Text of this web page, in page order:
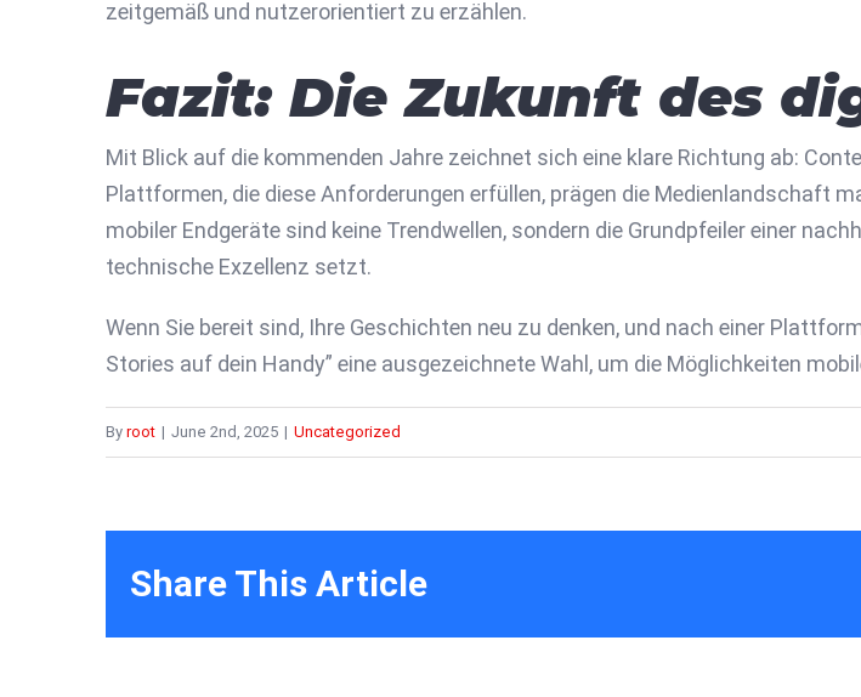
zeitgemäß und nutzerorientiert zu erzählen.
Fazit: Die Zukunft des
Mit Blick auf die kommenden Jahre zeichnet sich eine klare Richtung ab:
Plattformen, die diese Anforderungen erfüllen, prägen die Medienlandschaft
mobiler Endgeräte sind keine Trendwellen, sondern die Grundpfeiler einer
technische Exzellenz setzt.
Wenn Sie bereit sind, Ihre Geschichten neu zu denken, und nach einer
Stories auf dein Handy” eine ausgezeichnete Wahl, um die Möglichkeiten
By root | June 2nd, 2025 | Uncategorized
Share This Article